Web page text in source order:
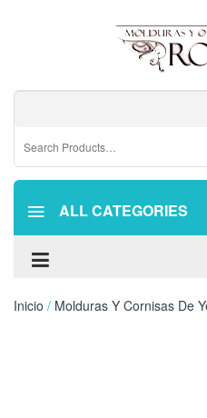
ALL CATEGORIES
Inicio / Molduras Y Cornisas De